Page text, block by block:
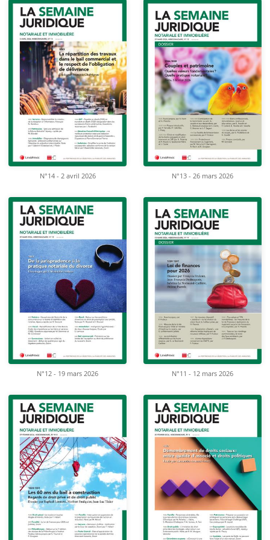
N°14 - 2 avril 2026 N°13 - 26 mars 2026
N°12 - 19 mars 2026 N°11 - 12 mars 2026